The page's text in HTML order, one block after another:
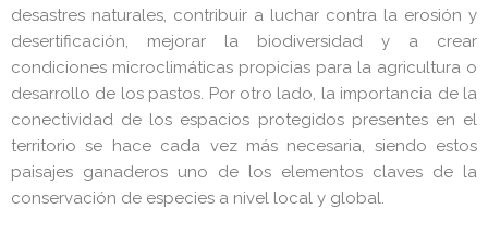
desastres naturales, contribuir a luchar contra la erosión y
desertificación, mejorar la biodiversidad y a crear
condiciones microclimáticas propicias para la agricultura o
desarrollo de los pastos. Por otro lado, la importancia de la
conectividad de los espacios protegidos presentes en el
territorio se hace cada vez más necesaria, siendo estos
paisajes ganaderos uno de los elementos claves de la
conservación de especies a nivel local y global.